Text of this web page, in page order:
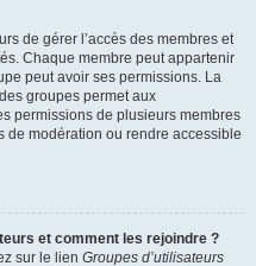
de gérer l’accès des membres et
Chaque membre peut appartenir
peut avoir ses permissions. La
groupes permet aux
permissions de plusieurs membres
de modération ou rendre accessible
et comment les rejoindre ?
sur le lien Groupes d’utilisateurs